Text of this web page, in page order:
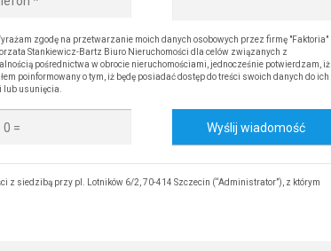
zgodę na przetwarzanie moich danych osobowych przez firmę "Faktoria"
Stankiewicz-Bartz Biuro Nieruchomości dla celów związanych z
pośrednictwa w obrocie nieruchomościami, jednocześnie potwierdzam, iż
poinformowany o tym, iż będę posiadać dostęp do treści swoich danych do ich
lub usunięcia.
Wyślij wiadomość
z siedzibą przy pl. Lotników 6/2, 70-414 Szczecin (“Administrator”), z którym